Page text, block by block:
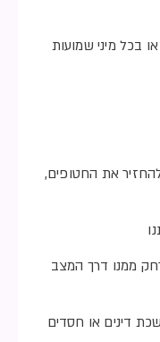
בכל מיני שמועות
את החטופים,
ממנו דרך המצב
דינים או חסדים